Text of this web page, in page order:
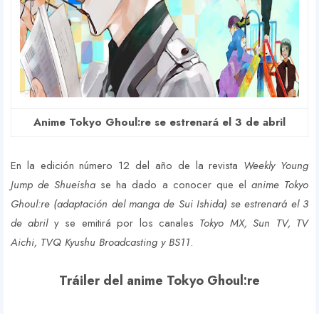
Anime Tokyo Ghoul:re se estrenará el 3 de abril
En la edición número 12 del año de la revista Weekly Young
Jump de Shueisha se ha dado a conocer que el anime Tokyo
Ghoul:re (adaptación del manga de Sui Ishida) se estrenará el 3
de abrily se emitirá por los canales Tokyo MX, Sun TV, TV
Aichi, TVQ Kyushu Broadcasting y BS11.
Tráiler del anime Tokyo Ghoul:re